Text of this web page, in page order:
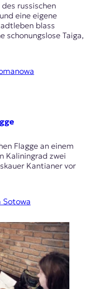
russischen
eine eigene
blass
schonungslose Taiga,
Flagge an einem
Kaliningrad zwei
Kantianer vor
Sotowa